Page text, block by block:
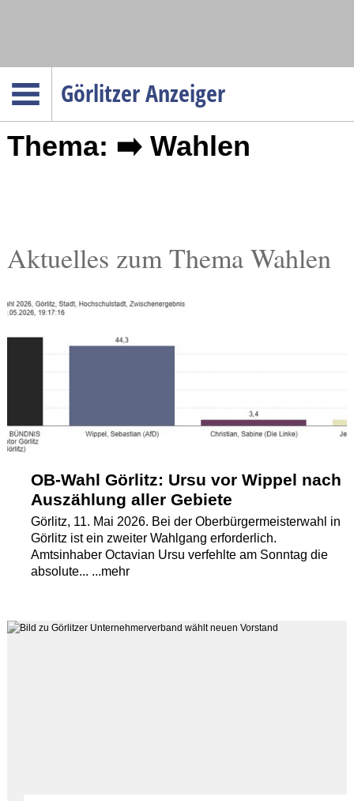
Görlitzer Anzeiger
Menüpunkte
Startseite
Verkehr
Thema: ➡️ Wahlen
Aktuelles zum Thema Wahlen
OB-Wahl Görlitz: Ursu vor Wippel nach
Auszählung aller Gebiete
Görlitz, 11. Mai 2026. Bei der Oberbürgermeisterwahl in
Görlitz ist ein zweiter Wahlgang erforderlich.
Amtsinhaber Octavian Ursu verfehlte am Sonntag die
absolute... ...mehr